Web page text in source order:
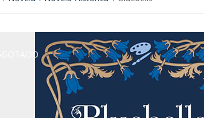
AGOTADO